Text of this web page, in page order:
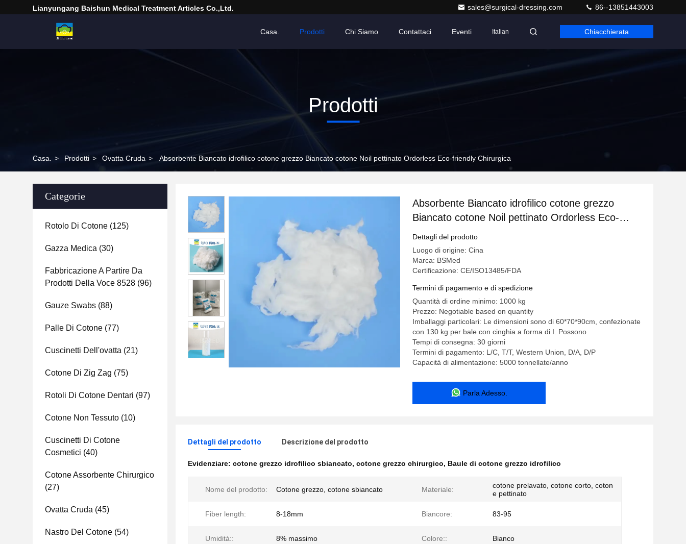
Lianyungang Baishun Medical Treatment Articles Co.,Ltd. sales@surgical-dressing.com 86--13851443003
Casa. Prodotti Chi Siamo Contattaci Eventi Italian Chiacchierata
Prodotti
Casa. > Prodotti > Ovatta Cruda > Absorbente Biancato idrofilico cotone grezzo Biancato cotone Noil pettinato Ordorless Eco-friendly Chirurgica
Categorie
Rotolo Di Cotone (125)
Gazza Medica (30)
Fabbricazione A Partire Da
Prodotti Della Voce 8528 (96)
Gauze Swabs (88)
Palle Di Cotone (77)
Cuscinetti Dell'ovatta (21)
Cotone Di Zig Zag (75)
Rotoli Di Cotone Dentari (97)
Cotone Non Tessuto (10)
Cuscinetti Di Cotone
Cosmetici (40)
Cotone Assorbente Chirurgico
(27)
Ovatta Cruda (45)
Nastro Del Cotone (54)
Absorbente Biancato idrofilico cotone grezzo
Biancato cotone Noil pettinato Ordorless Eco-
friendly Chirurgica
Dettagli del prodotto
Luogo di origine: Cina
Marca: BSMed
Certificazione: CE/ISO13485/FDA
Termini di pagamento e di spedizione
Quantità di ordine minimo: 1000 kg
Prezzo: Negotiable based on quantity
Imballaggi particolari: Le dimensioni sono di 60*70*90cm, confezionate
con 130 kg per bale con cinghia a forma di I. Possono
Tempi di consegna: 30 giorni
Termini di pagamento: L/C, T/T, Western Union, D/A, D/P
Capacità di alimentazione: 5000 tonnellate/anno
Parla Adesso.
Dettagli del prodotto Descrizione del prodotto
Evidenziare: cotone grezzo idrofilico sbiancato, cotone grezzo chirurgico, Baule di cotone grezzo idrofilico
Nome del prodotto: Cotone grezzo, cotone sbiancato Materiale:
cotone prelavato, cotone corto, coton
e pettinato
Fiber length: 8-18mm Biancore: 83-95
Umidità:: 8% massimo Colore:: Bianco